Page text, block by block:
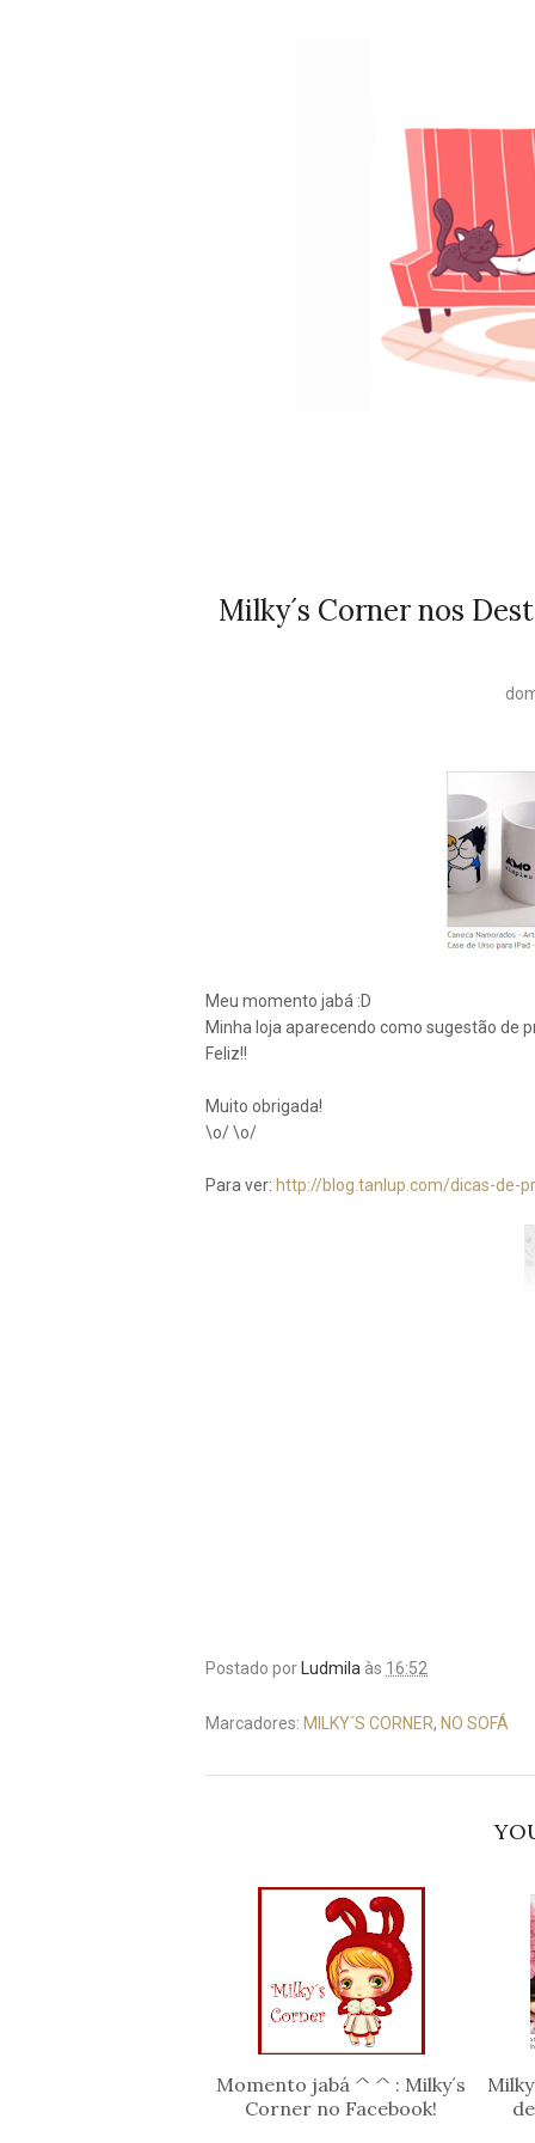
Milky´s Corner nos
Meu momento jabá :D
Minha loja aparecendo como sugestão de
Feliz!!
Muito obrigada!
\o/ \o/
Para ver: http://blog.tanlup.com/dicas-de-
Postado por Ludmila às 16:52
Marcadores: MILKY´S CORNER, NO SOFÁ
Momento jabá ^ ^ : Milky´s
Corner no Facebook!